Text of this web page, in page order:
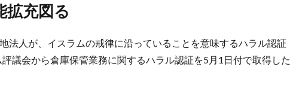
拡充図る
法人が、イスラムの戒律に沿っていることを意味するハラル認証
議会から倉庫保管業務に関するハラル認証を5月1日付で取得した